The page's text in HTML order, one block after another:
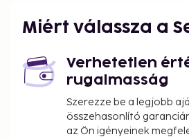
Miért válassza a
Verhetetlen
rugalmasság
Szerezze be a legjobb
összehasonlító
az Ön igényeinek